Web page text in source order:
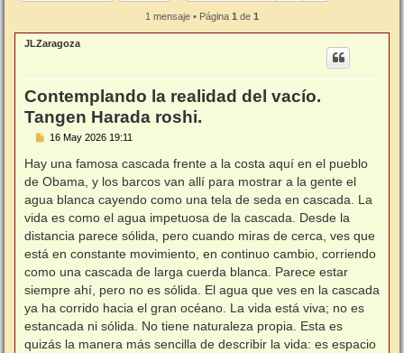
1 mensaje • Página 1 de 1
JLZaragoza
Contemplando la realidad del vacío.
Tangen Harada roshi.
M
n
a
e
16 May 2026 19:11
Hay una famosa cascada frente a la costa aquí en el pueblo
de Obama, y ​​los barcos van allí para mostrar a la gente el
agua blanca cayendo como una tela de seda en cascada. La
vida es como el agua impetuosa de la cascada. Desde la
distancia parece sólida, pero cuando miras de cerca, ves que
está en constante movimiento, en continuo cambio, corriendo
como una cascada de larga cuerda blanca. Parece estar
siempre ahí, pero no es sólida. El agua que ves en la cascada
ya ha corrido hacia el gran océano. La vida está viva; no es
estancada ni sólida. No tiene naturaleza propia. Esta es
quizás la manera más sencilla de describir la vida: es espacio